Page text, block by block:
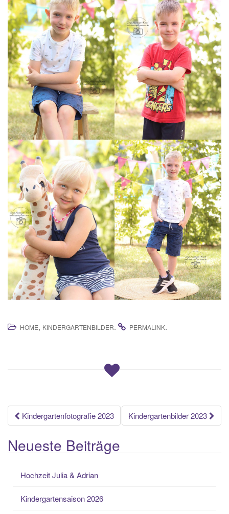
HOME, KINDERGARTENBILDER. PERMALINK.
Beitrags-
Navigation
Kindergartenfotografie 2023 Kindergartenbilder 2023
Neueste Beiträge
Hochzeit Julia & Adrian
Kindergartensaison 2026